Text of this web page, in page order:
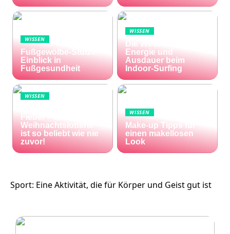
WISSEN
Fußgewölbe-Stütze:
Einblick in
Fußgesundheit
WISSEN
Die Welle zu Hause:
Energie und
Ausdauer beim
Indoor-Surfing
WISSEN
Fieber – die El Gordo
Weihnachtslotterie
ist so beliebt wie nie
zuvor!
WISSEN
Make-up Tipps für
einen makellosen
Look
Sport: Eine Aktivität, die für Körper und Geist gut ist